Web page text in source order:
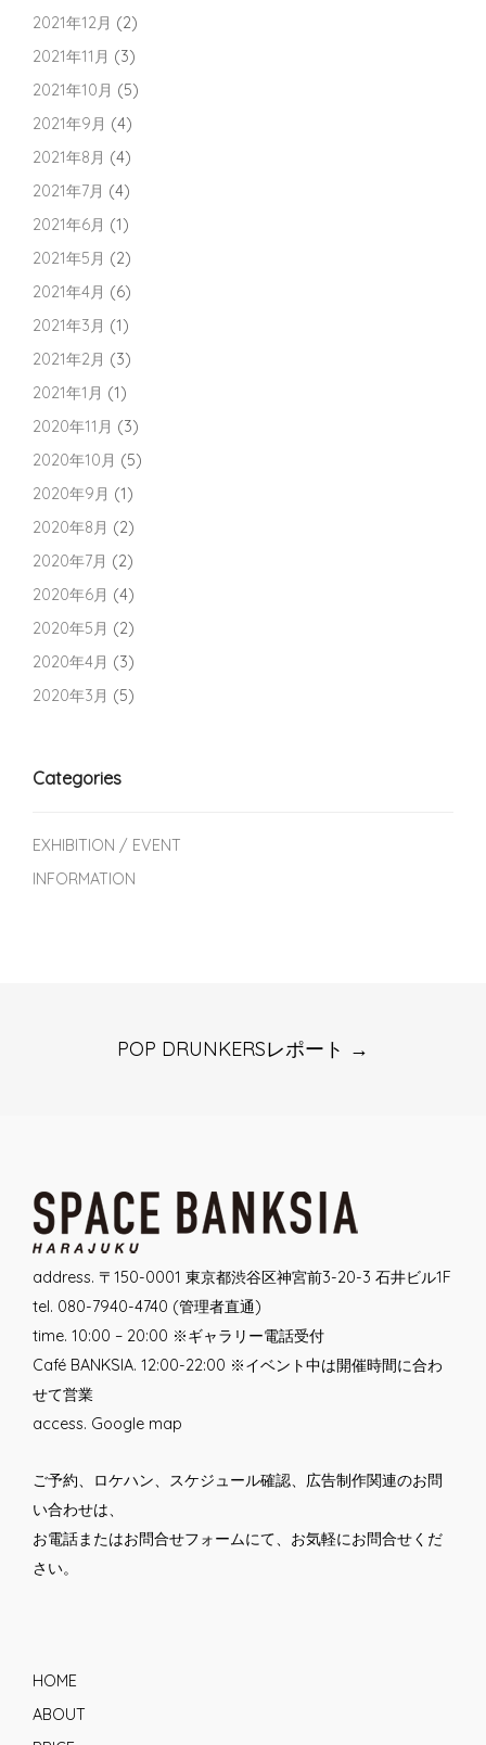
2021年12月 (2)
2021年11月 (3)
2021年10月 (5)
2021年9月 (4)
2021年8月 (4)
2021年7月 (4)
2021年6月 (1)
2021年5月 (2)
2021年4月 (6)
2021年3月 (1)
2021年2月 (3)
2021年1月 (1)
2020年11月 (3)
2020年10月 (5)
2020年9月 (1)
2020年8月 (2)
2020年7月 (2)
2020年6月 (4)
2020年5月 (2)
2020年4月 (3)
2020年3月 (5)
Categories
EXHIBITION / EVENT
INFORMATION
POP DRUNKERSレポート →
address. 〒150-0001 東京都渋谷区神宮前3-20-3 石井ビル1F
tel. 080-7940-4740 (管理者直通)
time. 10:00 – 20:00 ※ギャラリー電話受付
Café BANKSIA. 12:00-22:00 ※イベント中は開催時間に合わ
せて営業
access. Google map
ご予約、ロケハン、スケジュール確認、広告制作関連のお問
い合わせは、
お電話またはお問合せフォームにて、お気軽にお問合せくだ
さい。
HOME
ABOUT